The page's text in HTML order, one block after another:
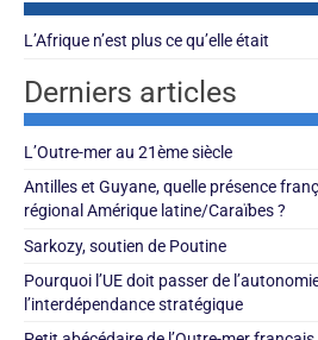
L’Afrique n’est plus ce qu’elle était
Derniers articles
L’Outre-mer au 21ème siècle
Antilles et Guyane, quelle présence
régional Amérique latine/Caraïbes ?
Sarkozy, soutien de Poutine
Pourquoi l’UE doit passer de
l’interdépendance stratégique